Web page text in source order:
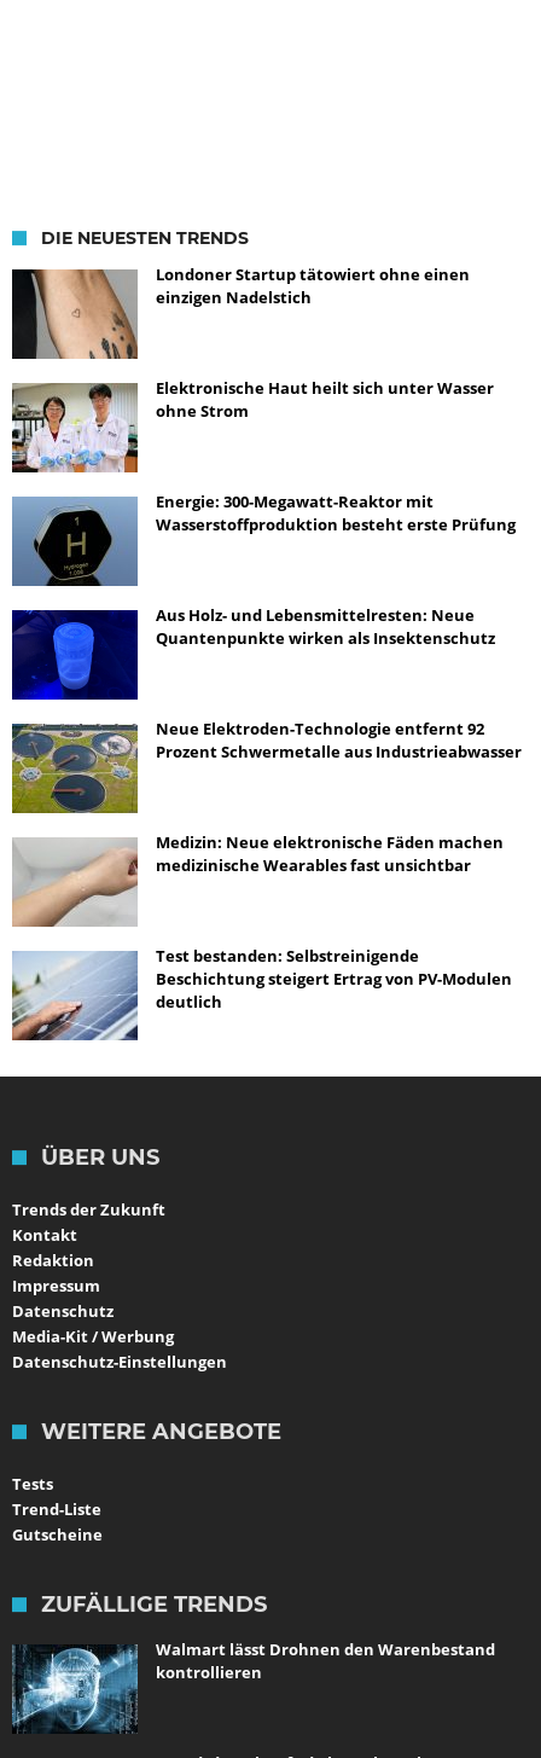
DIE NEUESTEN TRENDS
Londoner Startup tätowiert ohne einen
einzigen Nadelstich
Elektronische Haut heilt sich unter Wasser
ohne Strom
Energie: 300-Megawatt-Reaktor mit
Wasserstoffproduktion besteht erste Prüfung
Aus Holz- und Lebensmittelresten: Neue
Quantenpunkte wirken als Insektenschutz
Neue Elektroden-Technologie entfernt 92
Prozent Schwermetalle aus Industrieabwasser
Medizin: Neue elektronische Fäden machen
medizinische Wearables fast unsichtbar
Test bestanden: Selbstreinigende
Beschichtung steigert Ertrag von PV-Modulen
deutlich
ÜBER UNS
Trends der Zukunft
Kontakt
Redaktion
Impressum
Datenschutz
Media-Kit / Werbung
Datenschutz-Einstellungen
WEITERE ANGEBOTE
Tests
Trend-Liste
Gutscheine
ZUFÄLLIGE TRENDS
Walmart lässt Drohnen den Warenbestand
kontrollieren